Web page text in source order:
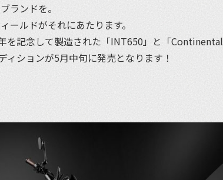
ランドを。
ールドがそれにあたります。
を記念して製造された「INT650」と「Continental
ションが5月中旬に発売となります！